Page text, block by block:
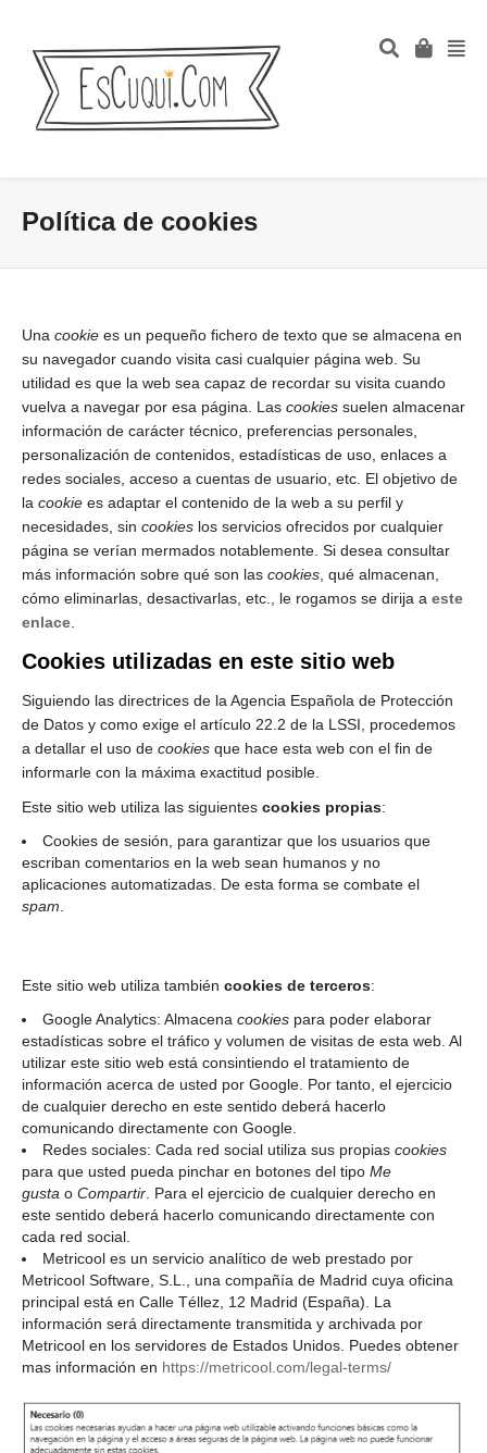
Política de cookies
Una cookie es un pequeño fichero de texto que se almacena en
su navegador cuando visita casi cualquier página web. Su
utilidad es que la web sea capaz de recordar su visita cuando
vuelva a navegar por esa página. Las cookies suelen almacenar
información de carácter técnico, preferencias personales,
personalización de contenidos, estadísticas de uso, enlaces a
redes sociales, acceso a cuentas de usuario, etc. El objetivo de
la cookie es adaptar el contenido de la web a su perfil y
necesidades, sin cookies los servicios ofrecidos por cualquier
página se verían mermados notablemente. Si desea consultar
más información sobre qué son las cookies , qué almacenan,
cómo eliminarlas, desactivarlas, etc., le rogamos se dirija a este
enlace
Cookies utilizadas en este sitio web
Siguiendo las directrices de la Agencia Española de Protección
de Datos y como exige el artículo 22.2 de la LSSI, procedemos
a detallar el uso de cookies que hace esta web con el fin de
informarle con la máxima exactitud posible.
Este sitio web utiliza las siguientes cookies propias:
Cookies de sesión, para garantizar que los usuarios que
escriban comentarios en la web sean humanos y no
aplicaciones automatizadas. De esta forma se combate el
spam
Este sitio web utiliza también cookies de terceros:
Google Analytics: Almacena cookies para poder elaborar
estadísticas sobre el tráfico y volumen de visitas de esta web. Al
utilizar este sitio web está consintiendo el tratamiento de
información acerca de usted por Google. Por tanto, el ejercicio
de cualquier derecho en este sentido deberá hacerlo
comunicando directamente con Google.
Redes sociales: Cada red social utiliza sus propias cookies
para que usted pueda pinchar en botones del tipo Me
gusta o Compartir . Para el ejercicio de cualquier derecho en
este sentido deberá hacerlo comunicando directamente con
cada red social.
Metricool es un servicio analítico de web prestado por
Metricool Software, S.L., una compañía de Madrid cuya oficina
principal está en Calle Téllez, 12 Madrid (España). La
información será directamente transmitida y archivada por
Metricool en los servidores de Estados Unidos. Puedes obtener
mas información en https://metricool.com/legal-terms/